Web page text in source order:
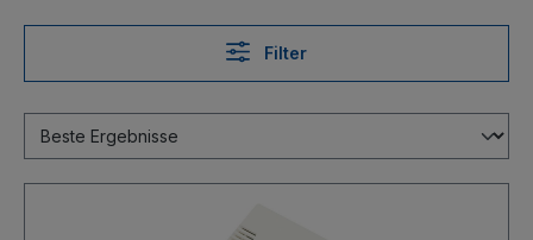
Filter